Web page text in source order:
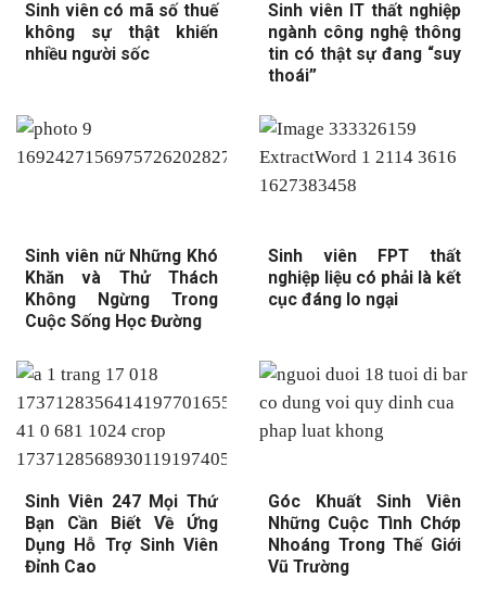
Sinh viên có mã số thuế
không sự thật khiến
nhiều người sốc
Sinh viên IT thất nghiệp
ngành công nghệ thông
tin có thật sự đang “suy
thoái”
Sinh viên nữ Những Khó
Khăn và Thử Thách
Không Ngừng Trong
Cuộc Sống Học Đường
Sinh viên FPT thất
nghiệp liệu có phải là kết
cục đáng lo ngại
Sinh Viên 247 Mọi Thứ
Bạn Cần Biết Về Ứng
Dụng Hỗ Trợ Sinh Viên
Đỉnh Cao
Góc Khuất Sinh Viên
Những Cuộc Tình Chớp
Nhoáng Trong Thế Giới
Vũ Trường